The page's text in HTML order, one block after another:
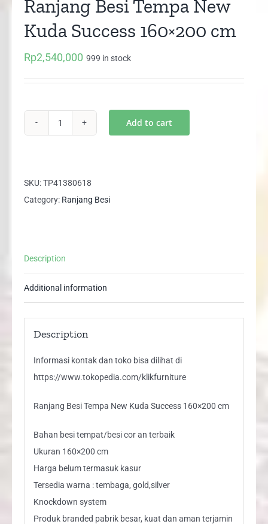
Ranjang Besi Tempa New
Kuda Success 160×200 cm
Rp2,540,000 999 in stock
New
Kuda
quantity
Add to cart
SKU:TP41380618
Category: Ranjang Besi
Description
Additional information
Description
Informasi kontak dan toko bisa dilihat di
https://www.tokopedia.com/klikfurniture
Ranjang Besi Tempa New Kuda Success 160×200 cm
Bahan besi tempat/besi cor an terbaik
Ukuran 160×200 cm
Harga belum termasuk kasur
Tersedia warna : tembaga, gold,silver
Knockdown system
Produk branded pabrik besar, kuat dan aman terjamin